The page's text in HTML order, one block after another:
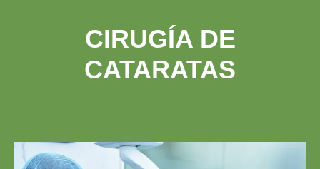
CIRUGÍA DE
CATARATAS